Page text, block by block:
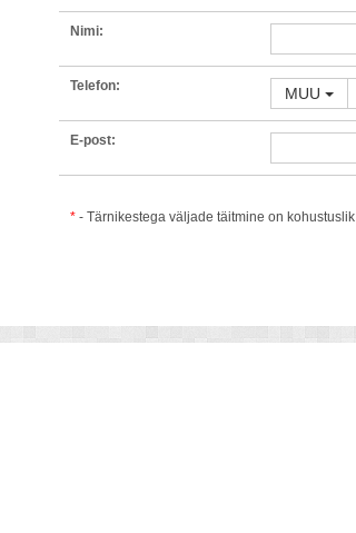
Nimi:
Telefon: MUU
E-post:
* - Tärnikestega väljade täitmine on kohustuslik